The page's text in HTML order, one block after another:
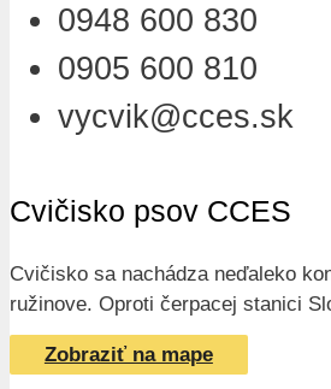
0948 600 830
0905 600 810
vycvik@cces.sk
Cvičisko psov CCES
Cvičisko sa nachádza neďaleko
ružinove. Oproti čerpacej stanici
Zobraziť na mape